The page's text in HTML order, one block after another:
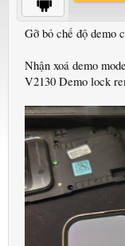
Gỡ bỏ chế độ demo
Nhận xoá demo
V2130 Demo lock